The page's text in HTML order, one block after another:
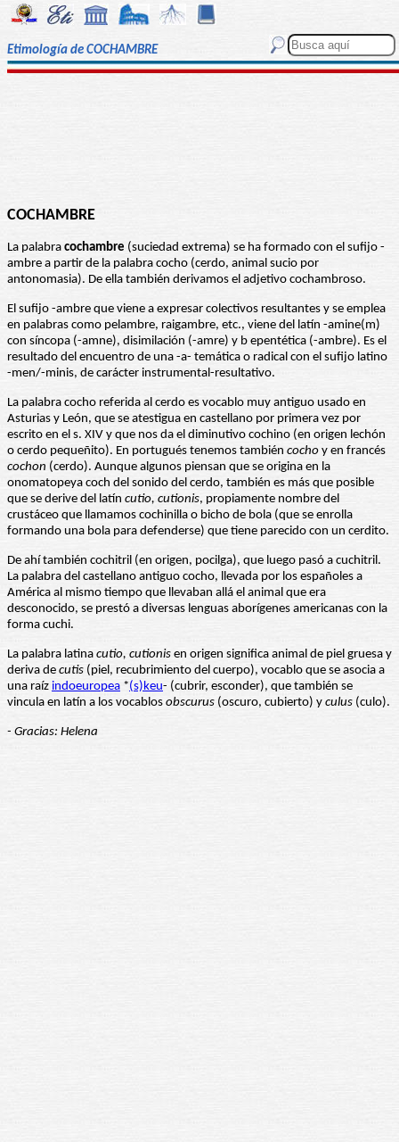
Etimología de COCHAMBRE
COCHAMBRE
La palabra cochambre (suciedad extrema) se ha formado con el sufijo -
ambre a partir de la palabra cocho (cerdo, animal sucio por
antonomasia). De ella también derivamos el adjetivo cochambroso.
El sufijo -ambre que viene a expresar colectivos resultantes y se emplea
en palabras como pelambre, raigambre, etc., viene del latín -amine(m)
con síncopa (-amne), disimilación (-amre) y b epentética (-ambre). Es el
resultado del encuentro de una -a- temática o radical con el sufijo latino
-men/-minis, de carácter instrumental-resultativo.
La palabra cocho referida al cerdo es vocablo muy antiguo usado en
Asturias y León, que se atestigua en castellano por primera vez por
escrito en el s. XIV y que nos da el diminutivo cochino (en origen lechón
o cerdo pequeñito). En portugués tenemos también cocho y en francés
cochon (cerdo). Aunque algunos piensan que se origina en la
onomatopeya coch del sonido del cerdo, también es más que posible
que se derive del latín cutio, cutionis, propiamente nombre del
crustáceo que llamamos cochinilla o bicho de bola (que se enrolla
formando una bola para defenderse) que tiene parecido con un cerdito.
De ahí también cochitril (en origen, pocilga), que luego pasó a cuchitril.
La palabra del castellano antiguo cocho, llevada por los españoles a
América al mismo tiempo que llevaban allá el animal que era
desconocido, se prestó a diversas lenguas aborígenes americanas con la
forma cuchi.
La palabra latina cutio, cutionis en origen significa animal de piel gruesa y
deriva de cutis (piel, recubrimiento del cuerpo), vocablo que se asocia a
una raíz indoeuropea *(s)keu- (cubrir, esconder), que también se
vincula en latín a los vocablos obscurus (oscuro, cubierto) y culus (culo).
- Gracias: Helena